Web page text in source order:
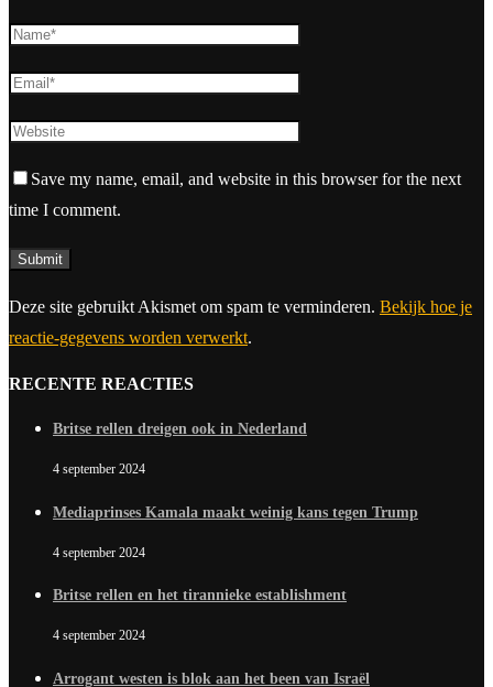
Save my name, email, and website in this browser for the next
time I comment.
Deze site gebruikt Akismet om spam te verminderen. Bekijk hoe je
reactie-gegevens worden verwerkt.
RECENTE REACTIES
Britse rellen dreigen ook in Nederland
4 september 2024
Mediaprinses Kamala maakt weinig kans tegen Trump
4 september 2024
Britse rellen en het tirannieke establishment
4 september 2024
Arrogant westen is blok aan het been van Israël